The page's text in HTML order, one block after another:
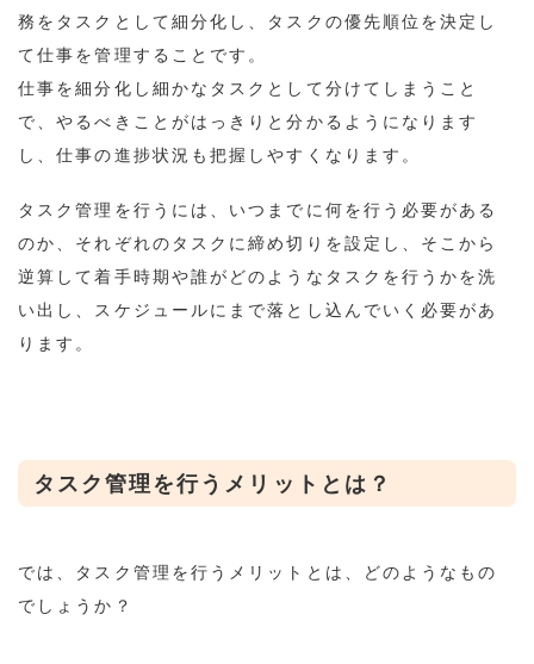
務をタスクとして細分化し、タスクの優先順位を決定し
て仕事を管理することです。
仕事を細分化し細かなタスクとして分けてしまうこと
で、やるべきことがはっきりと分かるようになります
し、仕事の進捗状況も把握しやすくなります。
タスク管理を行うには、いつまでに何を行う必要がある
のか、それぞれのタスクに締め切りを設定し、そこから
逆算して着手時期や誰がどのようなタスクを行うかを洗
い出し、スケジュールにまで落とし込んでいく必要があ
ります。
タスク管理を行うメリットとは？
では、タスク管理を行うメリットとは、どのようなもの
でしょうか？